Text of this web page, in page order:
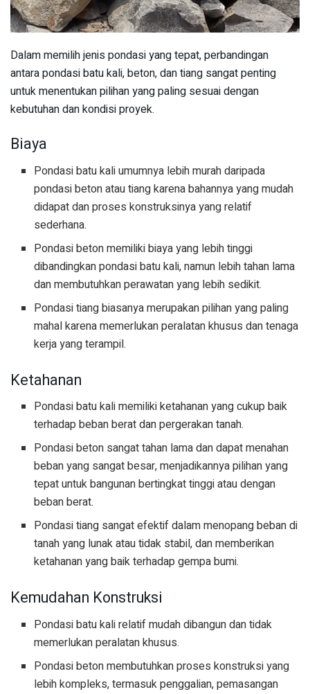
Dalam memilih jenis pondasi yang tepat, perbandingan
antara pondasi batu kali, beton, dan tiang sangat penting
untuk menentukan pilihan yang paling sesuai dengan
kebutuhan dan kondisi proyek.
Biaya
Pondasi batu kali umumnya lebih murah daripada
pondasi beton atau tiang karena bahannya yang mudah
didapat dan proses konstruksinya yang relatif
sederhana.
Pondasi beton memiliki biaya yang lebih tinggi
dibandingkan pondasi batu kali, namun lebih tahan lama
dan membutuhkan perawatan yang lebih sedikit.
Pondasi tiang biasanya merupakan pilihan yang paling
mahal karena memerlukan peralatan khusus dan tenaga
kerja yang terampil.
Ketahanan
Pondasi batu kali memiliki ketahanan yang cukup baik
terhadap beban berat dan pergerakan tanah.
Pondasi beton sangat tahan lama dan dapat menahan
beban yang sangat besar, menjadikannya pilihan yang
tepat untuk bangunan bertingkat tinggi atau dengan
beban berat.
Pondasi tiang sangat efektif dalam menopang beban di
tanah yang lunak atau tidak stabil, dan memberikan
ketahanan yang baik terhadap gempa bumi.
Kemudahan Konstruksi
Pondasi batu kali relatif mudah dibangun dan tidak
memerlukan peralatan khusus.
Pondasi beton membutuhkan proses konstruksi yang
lebih kompleks, termasuk penggalian, pemasangan